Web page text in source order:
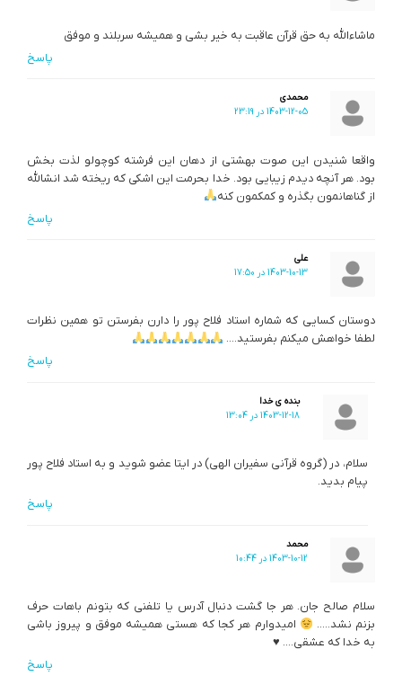
ماشاءالله به حق قرآن عاقبت به خیر بشی و همیشه سربلند و موفق
پاسخ
محمدی
1403-12-05 در 23:19
واقعا شنیدن این صوت بهشتی از دهان این فرشته کوچولو لذت بخش
بود. هر آنچه دیدم زیبایی بود. خدا بحرمت این اشکی که ریخته شد انشالله
از گناهانمون بگذره و کمکمون کنه
پاسخ
علی
1403-10-13 در 17:50
دوستان کسایی که شماره استاد فلاح پور را دارن بفرستن تو همین نظرات
لطفا خواهش میکنم بفرستید….
پاسخ
بنده ی خدا
1403-12-18 در 13:04
سلام، در (گروه قرآنی سفیران الهی) در ایتا عضو شوید و به استاد فلاح پور
پیام بدید.
پاسخ
محمد
1403-10-12 در 10:44
سلام صالح جان. هر جا گشت دنبال آدرس یا تلفنی که بتونم باهات حرف
بزنم نشد…..
امیدوارم هر کجا که هستی همیشه موفق و پیروز باشی
به خدا که عشقی….♥️
پاسخ